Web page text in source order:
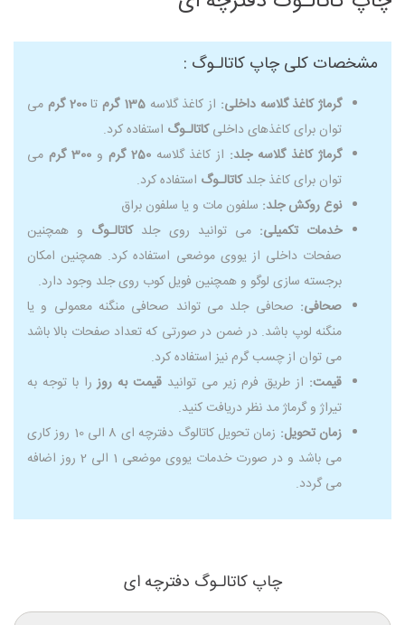
مشخصات کلی چاپ کاتالـوگ :
گرماژ کاغذ گلاسه داخلی: از کاغذ گلاسه135 گرم تا200 گرم
می
توان برای کاغذهای داخلیکاتالـوگ استفاده کرد.
گرماژ کاغذ گلاسه جلد: از کاغذ گلاسه250 گرم و300 گرم
می
توان برای کاغذ جلدکاتالـوگ استفاده کرد.
نوع روکش جلد: سلفون مات و یا سلفون براق
خدمات تکمیلی:می توانید روی جلدکاتالـوگ و همچنین
صفحات داخلی از یووی موضعی استفاده کرد. همچنین امکان
برجسته سازی لوگو و همچنین فویل کوب روی جلد وجود دارد.
صحافی: صحافی جلد می تواند صحافی منگنه معمولی و یا
منگنه لوپ باشد. در ضمن در صورتی که تعداد صفحات بالا باشد
می توان از چسب گرم نیز استفاده کرد.
قیمت: از طریق فرم زیر می توانید قیمت به روزرا با توجه به
تیراژ و گرماژ مد نظر دریافت کنید.
زمان تحویل:
زمان تحویل کاتالوگ دفترچه ای 8 الی 10 روز کاری
می باشد و در صورت خدمات یووی موضعی 1 الی 2 روز اضافه
می گردد.
چاپ کاتالـوگ دفترچه ای